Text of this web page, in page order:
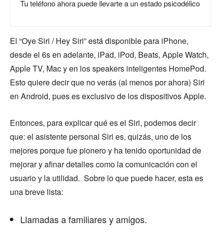
Tu teléfono ahora puede llevarte a un estado psicodélico
El “Oye Siri / Hey Siri” está disponible para iPhone,
desde el 6s en adelante, iPad, iPod, Beats, Apple Watch,
Apple TV, Mac y en los speakers inteligentes HomePod.
Esto quiere decir que no verás (al menos por ahora) Siri
en Android, pues es exclusivo de los dispositivos Apple.
Entonces, para explicar qué es el Siri, podemos decir
que: el asistente personal Siri es, quizás, uno de los
mejores porque fue pionero y ha tenido oportunidad de
mejorar y afinar detalles como la comunicación con el
usuario y la utilidad. Sobre lo que puede hacer, esta es
una breve lista:
Llamadas a familiares y amigos.